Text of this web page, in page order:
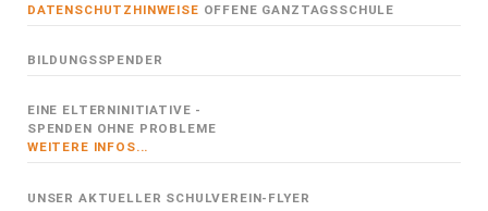
DATENSCHUTZHINWEISE OFFENE GANZTAGSSCHULE
BILDUNGSSPENDER
EINE ELTERNINITIATIVE -
SPENDEN OHNE PROBLEME
WEITERE INFOS...
UNSER AKTUELLER SCHULVEREIN-FLYER